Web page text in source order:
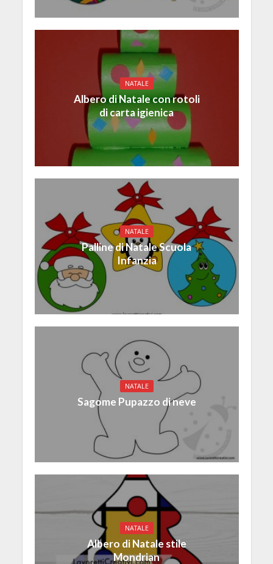
NATALE
Albero di Natale con rotoli
di carta igienica
NATALE
Palline di Natale Scuola
Infanzia
NATALE
Sagome Pupazzo di neve
NATALE
Albero di Natale stile
Mondrian